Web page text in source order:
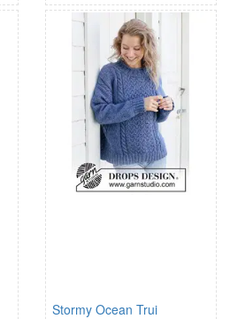
Stormy Ocean Trui